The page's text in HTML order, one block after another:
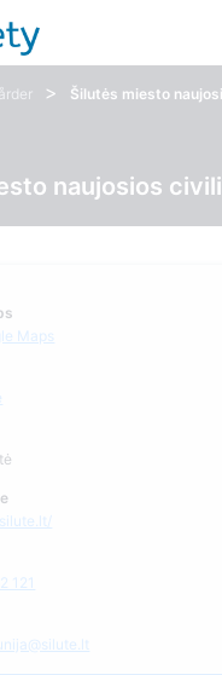
>
Šilutės miesto
naujosios
Maps
121